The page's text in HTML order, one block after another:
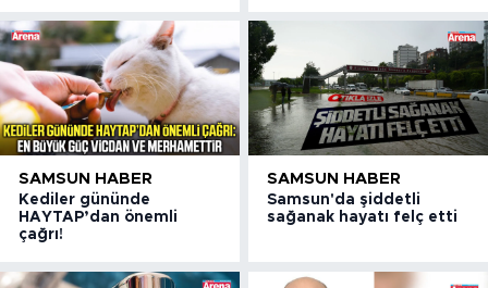
SAMSUN HABER
Kediler gününde
HAYTAP’dan önemli
çağrı!
SAMSUN HABER
Samsun'da şiddetli
sağanak hayatı felç etti